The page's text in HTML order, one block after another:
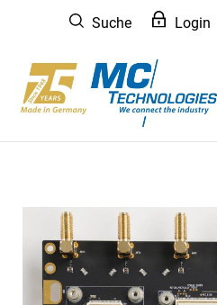
springen
Suche Login